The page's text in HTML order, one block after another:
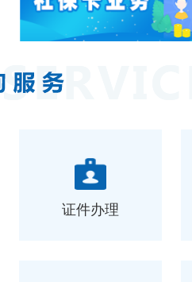
证件办理